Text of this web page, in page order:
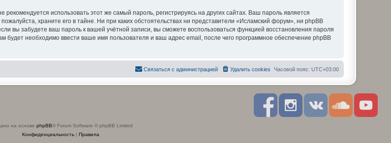
использовать этот же самый пароль, регистрируясь на других сайтах. Ваш пароль является
храните его в тайне. Ни при каких обстоятельствах ни представители «Исламский форум», ни phpBB
вы забудете ваш пароль к вашей учётной записи, вы сможете воспользоваться функцией восстановления пароля
необходимо ввести ваше имя пользователя и ваш адрес email, после чего программное обеспечение phpBB
Часовой пояс: UTC+03:00
Удалить cookies
Связаться с администрацией
F
c
I
s
R
S
S
u
Y
u
на основе phpBB® Forum Software © phpBB Limited
Конфиденциальность| Правила